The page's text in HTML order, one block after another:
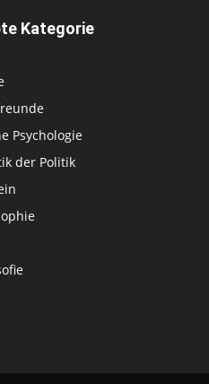
Kategorie
Psychologie
der Politik